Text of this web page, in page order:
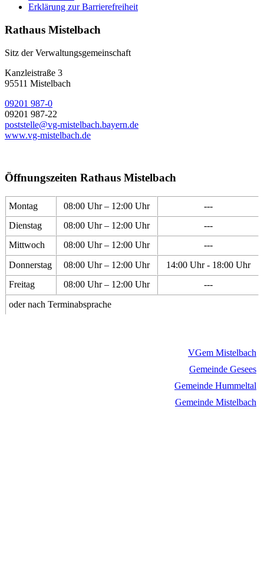
Erklärung zur Barrierefreiheit
Rathaus Mistelbach
Sitz der Verwaltungsgemeinschaft
Kanzleistraße 3
95511 Mistelbach
09201 987-0
09201 987-22
poststelle@vg-mistelbach.bayern.de
www.vg-mistelbach.de
Öffnungszeiten Rathaus Mistelbach
Montag 08:00 Uhr – 12:00 Uhr
---
Dienstag
08:00 Uhr – 12:00 Uhr
---
Mittwoch
08:00 Uhr – 12:00 Uhr
---
Donnerstag
08:00 Uhr – 12:00 Uhr
14:00 Uhr - 18:00 Uhr
Freitag
08:00 Uhr – 12:00 Uhr
---
oder nach Terminabsprache
VGem Mistelbach
Gemeinde Gesees
Gemeinde Hummeltal
Gemeinde Mistelbach